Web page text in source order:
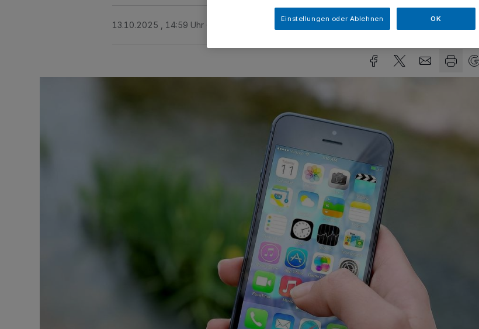
13.10.2025 , 14:59 Uhr
Einstellungen oder Ablehnen OK